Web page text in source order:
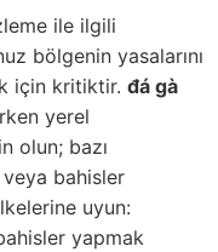
ile ilgili
bölgenin yasalarını
için kritiktir. đá gà
yerel
olun; bazı
bahisler
uyun:
yapmak